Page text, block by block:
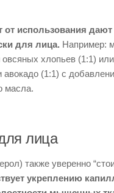
использования дают
для лица. Например:
овсяных хлопьев (1:1)
авокадо (1:1) с
масла.
лица
также уверенно
укреплению